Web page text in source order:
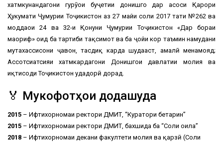
хатмкунандагони гурӯҳҳои буҷетии донишгоҳ дар асоси Қарори
Ҳукумати Ҷумҳурии Тоҷикистон аз 27 майи соли 2017 таҳти №262 ва
моддаҳои 24 ва 32-и Қонуни Ҷумҳурии Тоҷикистон «Дар бораи
маориф» оид ба тартиби тақсимот ва ба ҷойи кор таъмин намудани
мутахассисони ҷавон, тасдиқ карда шудааст, амалӣ менамояд;
Ассотсиатсияи хатмкардагони Донишгоҳи давлатии молия ва
иқтисоди Тоҷикистон уҳдадорӣ дорад.
🏅 Мукофотҳои додашуда
2015 – Ифтихорномаи ректори ДМИТ, “Куратори беҳтарин”
2015 – Ифтихорномаи ректори ДМИТ, бахшида ба “Соли оила”
2018 – Ифтихорномаи декани факултети молия ва қарзӣ (Соли